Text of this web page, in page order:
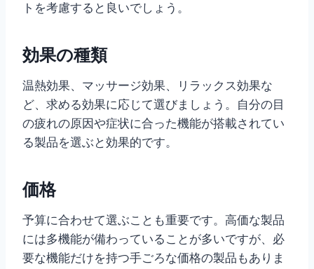
トを考慮すると良いでしょう。
効果の種類
温熱効果、マッサージ効果、リラックス効果な
ど、求める効果に応じて選びましょう。自分の目
の疲れの原因や症状に合った機能が搭載されてい
る製品を選ぶと効果的です。
価格
予算に合わせて選ぶことも重要です。高価な製品
には多機能が備わっていることが多いですが、必
要な機能だけを持つ手ごろな価格の製品もありま